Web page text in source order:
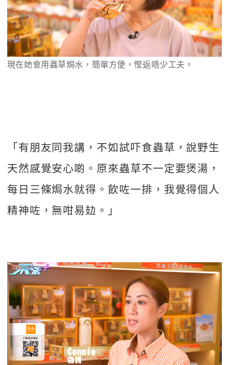
現在她會用蟲草焗水，簡單方便，慳返唔少工夫。
「有朋友同我講，不如試吓食蟲草，說野生
天然感覺安心啲。原來蟲草不一定要煲湯，
每日三條焗水就得。飲咗一排，我覺得個人
精神咗，無咁易攰。」